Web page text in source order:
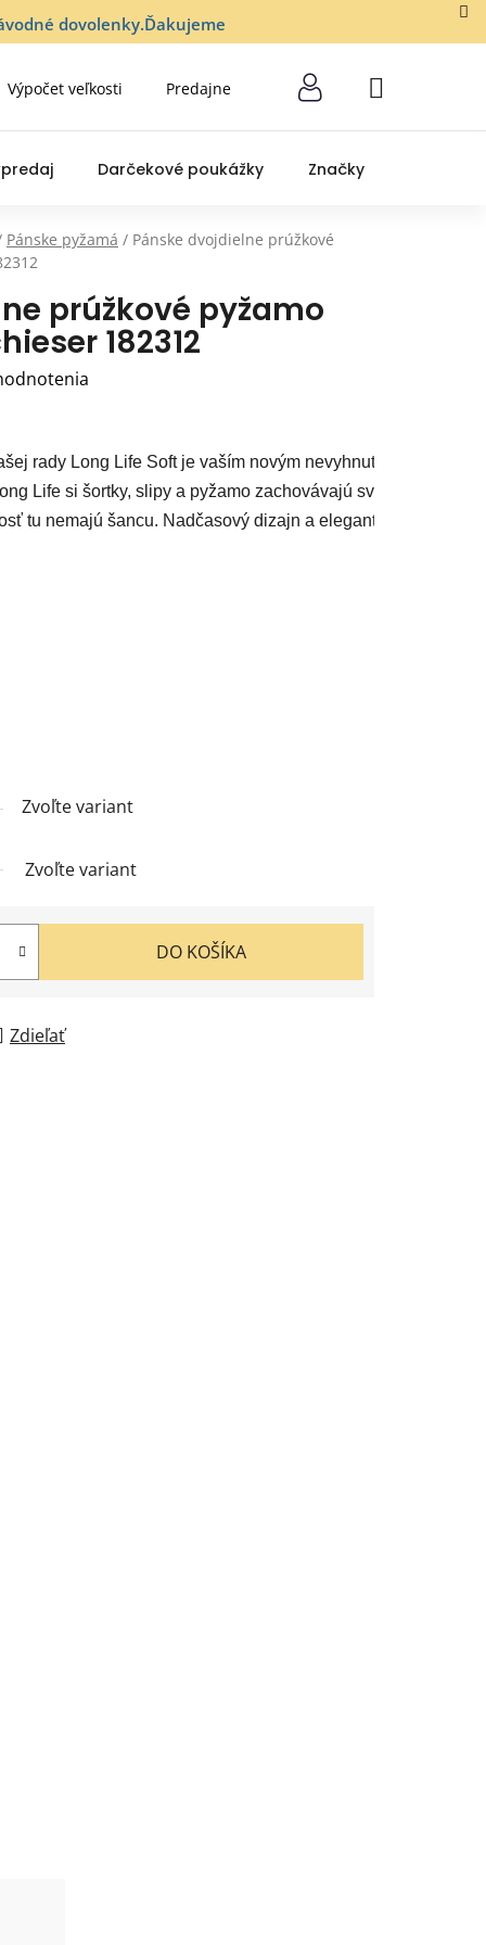
dovolenky.Ďakujeme
Výpočet veľkosti Predajne
NÁKUPNÝ
Darčekové poukážky Značky
Pánske pyžamá / Pánske dvojdielne prúžkové
prúžkové pyžamo
182312
rady Long Life Soft je vaším novým nevyhnutným kúskom
Life si šortky, slipy a pyžamo zachovávajú svoj úplne
Zvoľte variant
Zvoľte variant
DO KOŠÍKA
Zdieľať